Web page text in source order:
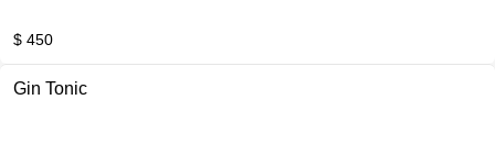
$ 450
Gin Tonic